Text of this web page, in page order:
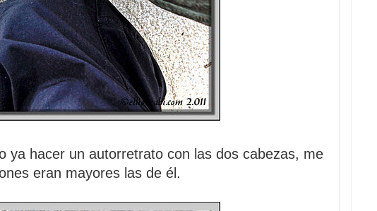
ya hacer un autorretrato con las dos cabezas, me
eran mayores las de él.